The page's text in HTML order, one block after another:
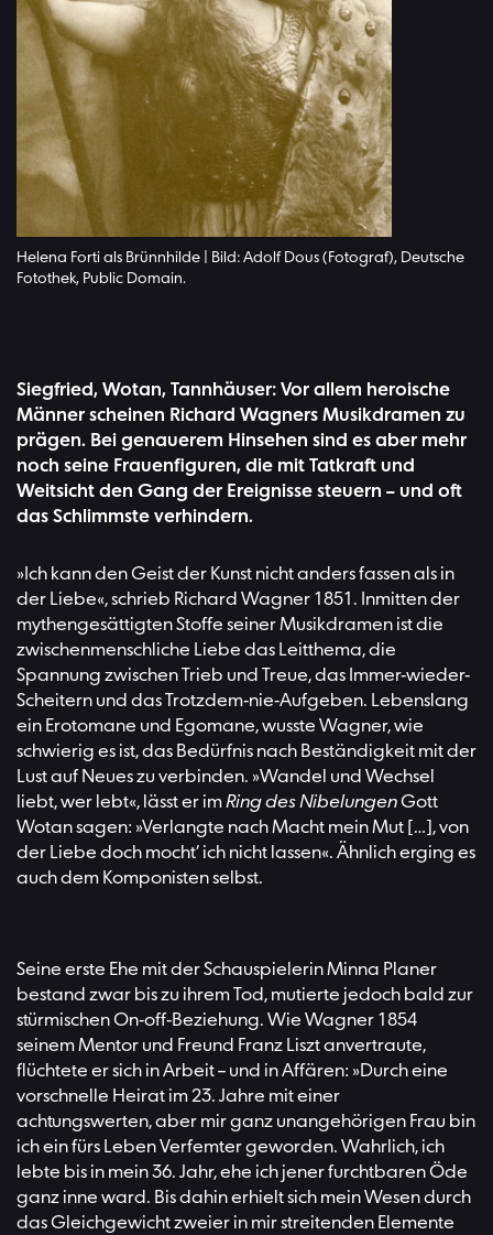
Helena Forti als Brünnhilde | Bild: Adolf Dous (Fotograf), Deutsche
Fotothek, Public Domain.
Siegfried, Wotan, Tannhäuser: Vor allem heroische
Männer scheinen Richard Wagners Musikdramen zu
prägen. Bei genauerem Hinsehen sind es aber mehr
noch seine Frauenfiguren, die mit Tatkraft und
Weitsicht den Gang der Ereignisse steuern – und oft
das Schlimmste verhindern.
»Ich kann den Geist der Kunst nicht anders fassen als in
der Liebe«, schrieb Richard Wagner 1851. Inmitten der
mythengesättigten Stoffe seiner Musikdramen ist die
zwischenmenschliche Liebe das Leitthema, die
Spannung zwischen Trieb und Treue, das Immer-wieder-
Scheitern und das Trotzdem-nie-Aufgeben. Lebenslang
ein Erotomane und Egomane, wusste Wagner, wie
schwierig es ist, das Bedürfnis nach Beständigkeit mit der
Lust auf Neues zu verbinden. »Wandel und Wechsel
liebt, wer lebt«, lässt er imRing des NibelungenGott
Wotan sagen: »Verlangte nach Macht mein Mut […], von
der Liebe doch mocht’ ich nicht lassen«. Ähnlich erging es
auch dem Komponisten selbst.
Seine erste Ehe mit der Schauspielerin Minna Planer
bestand zwar bis zu ihrem Tod, mutierte jedoch bald zur
stürmischen On-off-Beziehung. Wie Wagner 1854
seinem Mentor und Freund Franz Liszt anvertraute,
flüchtete er sich in Arbeit – und in Affären: »Durch eine
vorschnelle Heirat im 23. Jahre mit einer
achtungswerten, aber mir ganz unangehörigen Frau bin
ich ein fürs Leben Verfemter geworden. Wahrlich, ich
lebte bis in mein 36. Jahr, ehe ich jener furchtbaren Öde
ganz inne ward. Bis dahin erhielt sich mein Wesen durch
das Gleichgewicht zweier in mir streitenden Elemente